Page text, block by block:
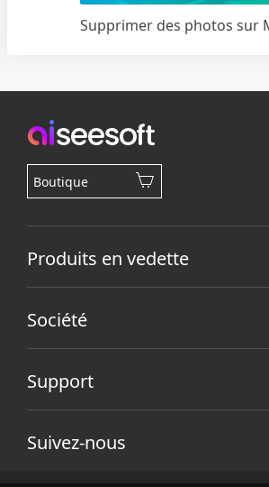
Supprimer des photos sur
Boutique
Produits en vedette
Société
Support
Suivez-nous